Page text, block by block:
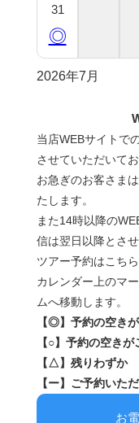
当店WEBサイトで
させていただいてお
お急ぎのお客さま
たします。
また14時以降の
信は翌日以降とさ
ツアー予約はこち
カレンダー上のマ
ムへ移動します。
【◎】予約の空き
【○】予約の空き
【△】残りわずか
【ー】ご予約いた
お
31
◎
2026年7月